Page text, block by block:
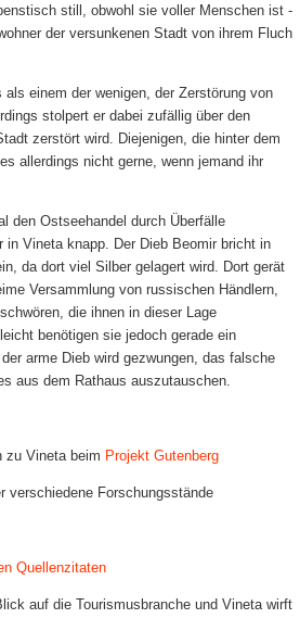
still, obwohl sie voller Menschen ist -
der versunkenen Stadt von ihrem Fluch
als einem der wenigen, der Zerstörung von
stolpert er dabei zufällig über den
zerstört wird. Diejenigen, die hinter dem
allerdings nicht gerne, wenn jemand ihr
den Ostseehandel durch Überfälle
in Vineta knapp. Der Dieb Beomir bricht in
da dort viel Silber gelagert wird. Dort gerät
Versammlung von russischen Händlern,
die ihnen in dieser Lage
benötigen sie jedoch gerade ein
arme Dieb wird gezwungen, das falsche
aus dem Rathaus auszutauschen.
zu Vineta beim Projekt Gutenberg
verschiedene Forschungsstände
Quellenzitaten
auf die Tourismusbranche und Vineta wirft